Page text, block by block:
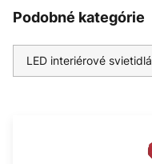
Podobné kategórie
LED interiérové svietidlá